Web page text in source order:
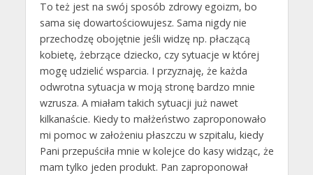
To też jest na swój sposób zdrowy egoizm, bo
sama się dowartościowujesz. Sama nigdy nie
przechodzę obojętnie jeśli widzę np. płaczącą
kobietę, żebrzące dziecko, czy sytuacje w której
mogę udzielić wsparcia. I przyznaję, że każda
odwrotna sytuacja w moją stronę bardzo mnie
wzrusza. A miałam takich sytuacji już nawet
kilkanaście. Kiedy to małżeństwo zaproponowało
mi pomoc w założeniu płaszczu w szpitalu, kiedy
Pani przepuściła mnie w kolejce do kasy widząc, że
mam tylko jeden produkt. Pan zaproponował